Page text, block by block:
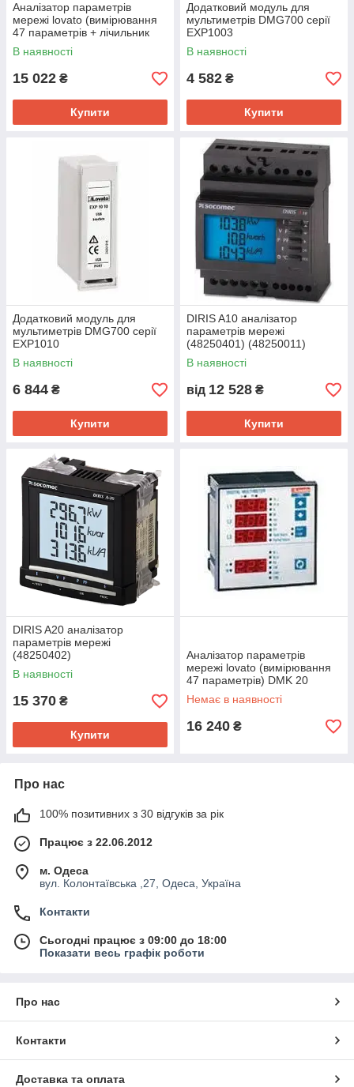
Аналізатор параметрів
мережі lovato (вимірювання
47 параметрів + лічильник
енергії на DIN рейку) DMK 51
В наявності
15 022 ₴
Купити
Додатковий модуль для
мультиметрів DMG700 серії
EXP1003
В наявності
4 582 ₴
Купити
Додатковий модуль для
мультиметрів DMG700 серії
EXP1010
В наявності
6 844 ₴
Купити
DIRIS A10 аналізатор
параметрів мережі
(48250401) (48250011)
В наявності
від 12 528 ₴
Купити
DIRIS A20 аналізатор
параметрів мережі
(48250402)
В наявності
15 370 ₴
Купити
Аналізатор параметрів
мережі lovato (вимірювання
47 параметрів) DMK 20
Немає в наявності
16 240 ₴
Про нас
100% позитивних з 30 відгуків за рік
Працює з 22.06.2012
м. Одеса
вул. Колонтаївська ,27, Одеса, Україна
Контакти
Сьогодні працює з 09:00 до 18:00
Показати весь графік роботи
Про нас
Контакти
Доставка та оплата